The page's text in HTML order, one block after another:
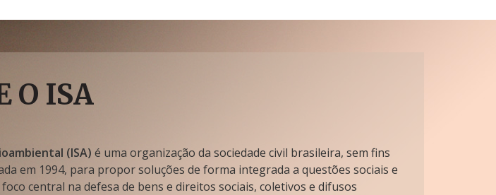
O ISA
(ISA) é uma organização da sociedade civil brasileira, sem fins
em 1994, para propor soluções de forma integrada a questões sociais e
central na defesa de bens e direitos sociais, coletivos e difusos